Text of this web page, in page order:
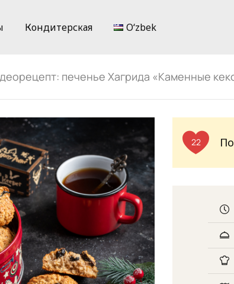
Кондитерская Oʻzbek
печенье Хагрида «Каменные
22